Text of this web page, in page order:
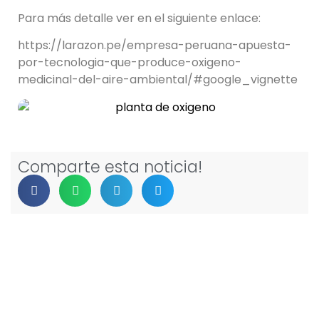
Para más detalle ver en el siguiente enlace:
https://larazon.pe/empresa-peruana-apuesta-
por-tecnologia-que-produce-oxigeno-
medicinal-del-aire-ambiental/#google_vignette
Comparte esta noticia!